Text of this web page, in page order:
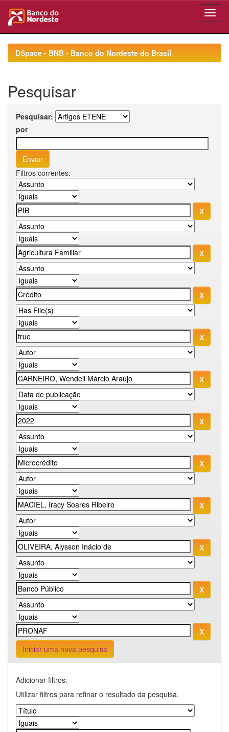
navigationDSpace - BNB - Banco do Nordeste do Brasil
Pesquisar
Pesquisar:
por
Filtros correntes:
Iniciar uma nova pesquisa
Adicionar filtros:
Utilizar filtros para refinar o resultado da pesquisa.